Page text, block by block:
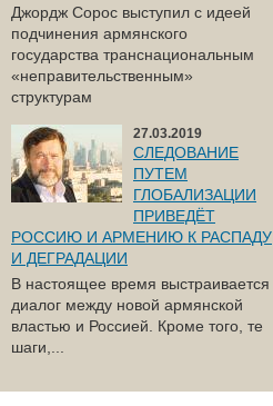
Джордж Сорос выступил с идеей
подчинения армянского
государства транснациональным
«неправительственным»
структурам
27.03.2019
СЛЕДОВАНИЕ
ПУТЕМ
ГЛОБАЛИЗАЦИИ
ПРИВЕДЁТ
РОССИЮ И АРМЕНИЮ К РАСПАДУ
И ДЕГРАДАЦИИ
В настоящее время выстраивается
диалог между новой армянской
властью и Россией. Кроме того, те
шаги,...